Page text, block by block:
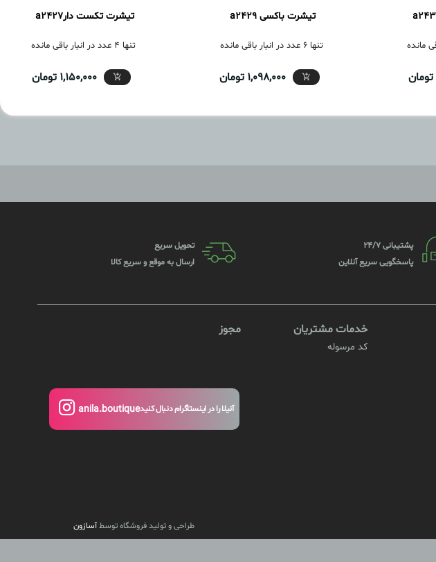
تیشرت باکسی a2429
تنها 6 عدد در انبار باقی مانده
1,098,000 تومان
تیشرت تکست دارa2427
تنها 4 عدد در انبار باقی مانده
1,150,000 تومان
پشتیبانی 24/7
پاسخگویی سریع آنلاین
تحویل سریع
ارسال به موقع و سریع کالا
خدمات مشتریان
کد مرسوله
مجوز
آنیلا را در اینستاگرام دنبال کنیدanila.boutique
طراحی و تولید فروشگاه توسطآسازون